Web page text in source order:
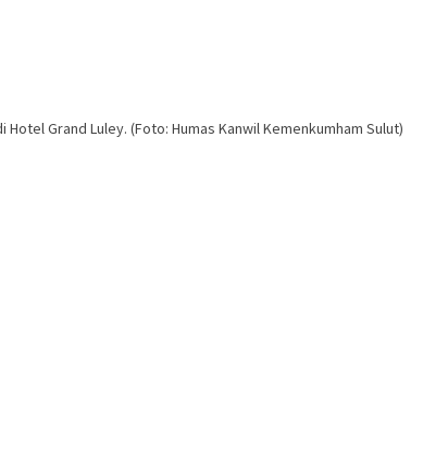
Grand Luley. (Foto: Humas Kanwil Kemenkumham Sulut)